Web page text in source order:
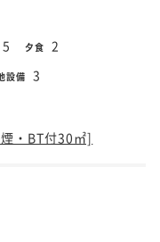
5 夕食 2
設備 3
・BT付30㎡]